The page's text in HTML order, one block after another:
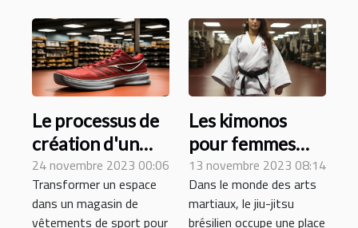
Le processus de
création d'un
espace tennis
dans un magasin
de vêtements de
24 novembre 2023 00:06
Transformer un espace
dans un magasin de
vêtements de sport pour
Les kimonos
pour femmes
dans le jiu-jitsu
brésilien : une
perspective
13 novembre 2023 08:14
Dans le monde des arts
martiaux, le jiu-jitsu
brésilien occupe une place